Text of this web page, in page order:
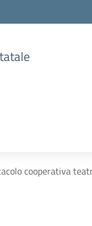
cooperativa